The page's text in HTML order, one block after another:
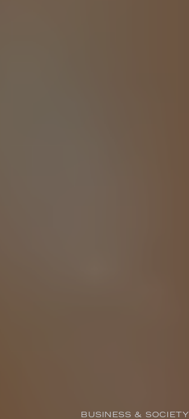
BUSINESS & SOCIETY